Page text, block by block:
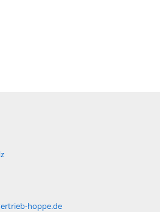
hoppe.de